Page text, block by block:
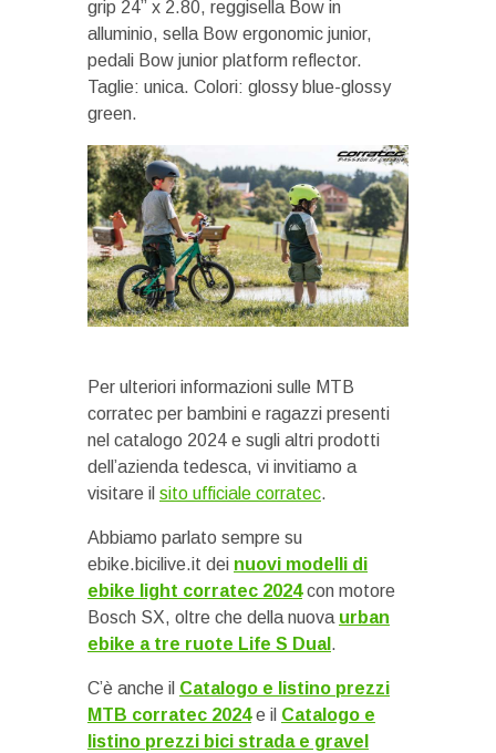
grip 24” x 2.80, reggisella Bow in
alluminio, sella Bow ergonomic junior,
pedali Bow junior platform reflector.
Taglie: unica. Colori: glossy blue-glossy
green.
Per ulteriori informazioni sulle MTB
corratec per bambini e ragazzi presenti
nel catalogo 2024 e sugli altri prodotti
dell’azienda tedesca, vi invitiamo a
visitare il sito ufficiale corratec.
Abbiamo parlato sempre su
ebike.bicilive.it dei nuovi modelli di
ebike light corratec 2024con motore
Bosch SX, oltre che della nuova urban
ebike a tre ruote Life S Dual .
C’è anche il Catalogo e listino prezzi
MTB corratec 2024e il Catalogo e
listino prezzi bici strada e gravel